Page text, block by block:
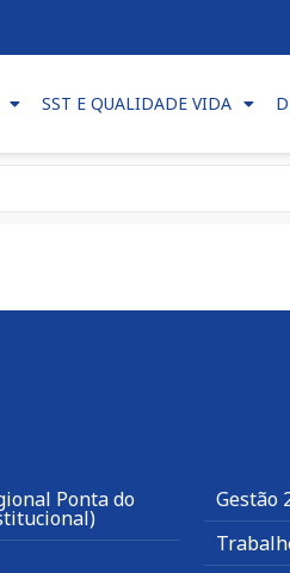
SST E QUALIDADE VIDA
Ponta do
Gestão